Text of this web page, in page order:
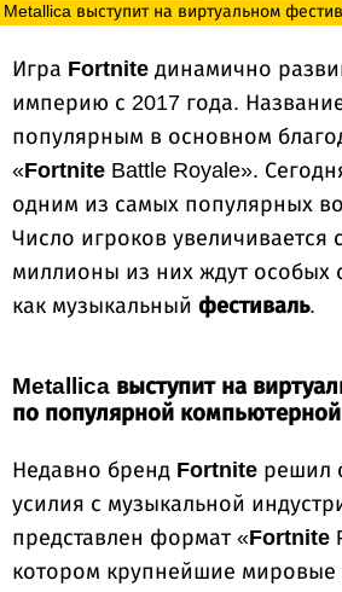
Metallica выступит на виртуальном
Игра Fortnite динамично
империю с 2017 года.
популярным в основном
«Fortnite Battle Royale».
одним из самых популярных
Число игроков увеличивается
миллионы из них ждут особых
как музыкальный фестиваль.
Metallica выступит на
по популярной
Недавно бренд Fortnite решил
усилия с музыкальной
представлен формат «Fortnite
котором крупнейшие мировые